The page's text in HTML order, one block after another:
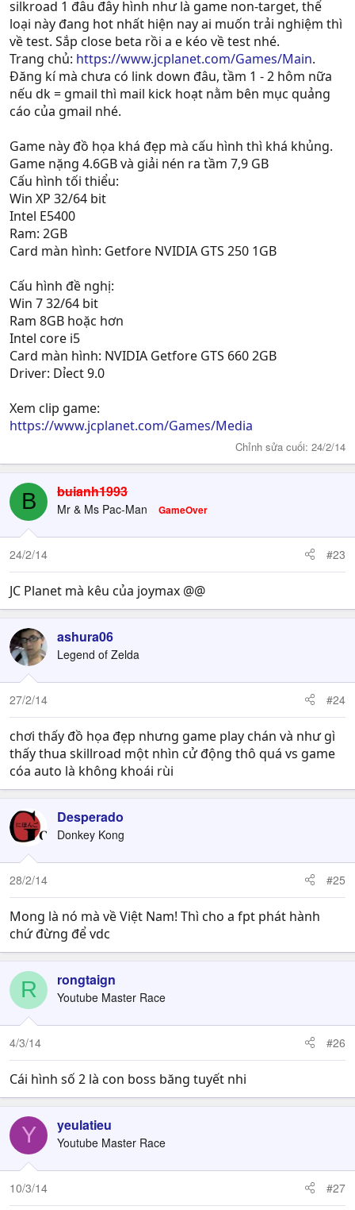
silkroad 1 đâu đây hình như là game non-target, thể
loại này đang hot nhất hiện nay ai muốn trải nghiệm thì
về test. Sắp close beta rồi a e kéo về test nhé.
Trang chủ: https://www.jcplanet.com/Games/Main.
Đăng kí mà chưa có link down đâu, tầm 1 - 2 hôm nữa
nếu dk = gmail thì mail kick hoạt nằm bên mục quảng
cáo của gmail nhé.
Game này đồ họa khá đẹp mà cấu hình thì khá khủng.
Game nặng 4.6GB và giải nén ra tầm 7,9 GB
Cấu hình tối thiểu:
Win XP 32/64 bit
Intel E5400
Ram: 2GB
Card màn hình: Getfore NVIDIA GTS 250 1GB
Cấu hình đề nghị:
Win 7 32/64 bit
Ram 8GB hoặc hơn
Intel core i5
Card màn hình: NVIDIA Getfore GTS 660 2GB
Driver: Dỉect 9.0
Xem clip game:
https://www.jcplanet.com/Games/Media
Chỉnh sửa cuối: 24/2/14
B buianh1993
Mr & Ms Pac-Man GameOver
24/2/14 #23
JC Planet mà kêu của joymax @@
ashura06
Legend of Zelda
27/2/14 #24
chơi thấy đồ họa đẹp nhưng game play chán và như gì
thấy thua skillroad một nhìn cử động thô quá vs game
cóa auto là không khoái rùi
Desperado
Donkey Kong
28/2/14 #25
Mong là nó mà về Việt Nam! Thì cho a fpt phát hành
chứ đừng để vdc
R rongtaign
Youtube Master Race
4/3/14 #26
Cái hình số 2 là con boss băng tuyết nhi
Y yeulatieu
Youtube Master Race
10/3/14 #27